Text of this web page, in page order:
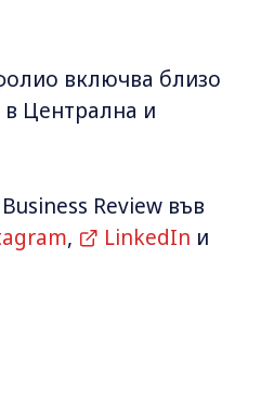
включва близо
Централна и
Review във
, LinkedIn и